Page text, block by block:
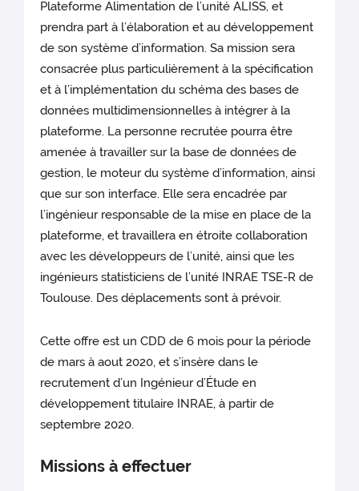
Plateforme Alimentation de l’unité ALISS, et
prendra part à l’élaboration et au développement
de son système d’information. Sa mission sera
consacrée plus particulièrement à la spécification
et à l’implémentation du schéma des bases de
données multidimensionnelles à intégrer à la
plateforme. La personne recrutée pourra être
amenée à travailler sur la base de données de
gestion, le moteur du système d’information, ainsi
que sur son interface. Elle sera encadrée par
l’ingénieur responsable de la mise en place de la
plateforme, et travaillera en étroite collaboration
avec les développeurs de l’unité, ainsi que les
ingénieurs statisticiens de l’unité INRAE TSE-R de
Toulouse. Des déplacements sont à prévoir.
Cette offre est un CDD de 6 mois pour la période
de mars à aout 2020, et s’insère dans le
recrutement d’un Ingénieur d’Étude en
développement titulaire INRAE, à partir de
septembre 2020.
Missions à effectuer